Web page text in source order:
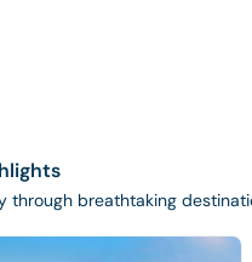
through breathtaking